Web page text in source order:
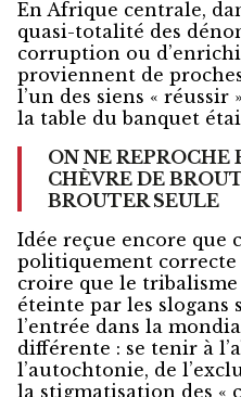
En Afrique centrale,
quasi-totalité des
corruption ou
proviennent de
l’un des siens « réussir
la table du banquet
ON NE REPROCHE
CHÈVRE DE
BROUTER SEULE
Idée reçue encore que
politiquement correcte
croire que le
éteinte par les slogans
l’entrée dans la
différente : se tenir à
l’autochtonie, de
la stigmatisation des «